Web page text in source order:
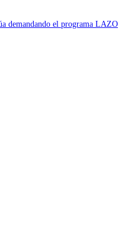
demandando el programa LAZO